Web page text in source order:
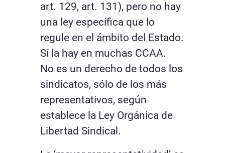
art. 129, art. 131), pero no hay
una ley específica que lo
regule en el ámbito del Estado.
Sí la hay en muchas CCAA.
No es un derecho de todos los
sindicatos, sólo de los más
representativos, según
establece la Ley Orgánica de
Libertad Sindical.